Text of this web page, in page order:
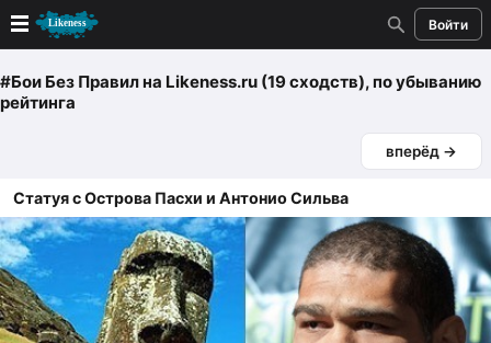
Войти
Новые
Голосование
Кандидаты
Случайное сходство 👍
#Бои Без Правилна Likeness.ru (19 сходств), по убыванию
рейтинга
вперёд →
Статуя с Острова Пасхи и Антонио Сильва